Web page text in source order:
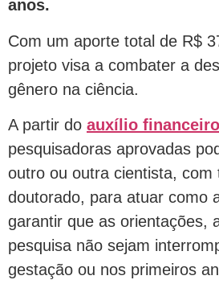
anos.
Com um aporte total de R$
projeto visa a combater a
gênero na ciência.
A partir do auxílio financeiro
pesquisadoras aprovadas
outro ou outra cientista, com
doutorado, para atuar como
garantir que as orientações,
pesquisa não sejam
gestação ou nos primeiros